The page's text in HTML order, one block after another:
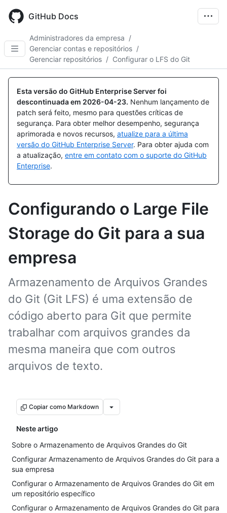
main
GitHub Docs
Administradores da empresa /
Gerenciar contas e repositórios /
Gerenciar repositórios / Configurar o LFS do Git
Esta versão do GitHub Enterprise Server foi
descontinuada em 2026-04-23. Nenhum lançamento de
patch será feito, mesmo para questões críticas de
segurança. Para obter melhor desempenho, segurança
aprimorada e novos recursos, atualize para a última
versão do GitHub Enterprise Server. Para obter ajuda com
a atualização, entre em contato com o suporte do GitHub
Enterprise.
Configurando o Large File
Storage do Git para a sua
empresa
Armazenamento de Arquivos Grandes
do Git (Git LFS) é uma extensão de
código aberto para Git que permite
trabalhar com arquivos grandes da
mesma maneira que com outros
arquivos de texto.
Copiar como Markdown
Neste artigo
Sobre o Armazenamento de Arquivos Grandes do Git
Configurar Armazenamento de Arquivos Grandes do Git para a
sua empresa
Configurar o Armazenamento de Arquivos Grandes do Git em
um repositório específico
Configurar o Armazenamento de Arquivos Grandes do Git para